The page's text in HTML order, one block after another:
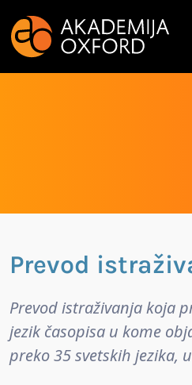
Prevod
Prevod istraživanja koja
jezik časopisa u kome
preko 35 svetskih jezika,